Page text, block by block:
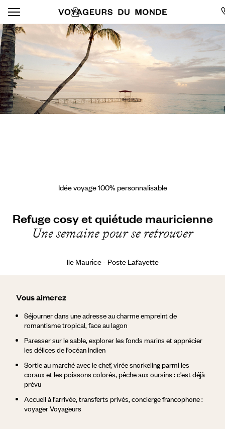
Idée voyage 100% personnalisable
Refuge cosy et quiétude mauricienne
Une semaine pour se retrouver
Ile Maurice - Poste Lafayette
Vous aimerez
Séjourner dans une adresse au charme empreint de
romantisme tropical, face au lagon
Paresser sur le sable, explorer les fonds marins et apprécier
les délices de l’océan Indien
Sortie au marché avec le chef, virée snorkeling parmi les
coraux et les poissons colorés, pêche aux oursins : c'est déjà
prévu
Accueil à l’arrivée, transferts privés, concierge francophone :
voyager Voyageurs